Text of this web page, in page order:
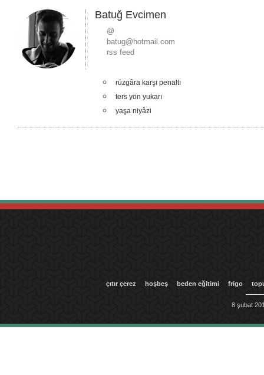
Batuğ Evcimen
@
batug@hotmail.com
rss feed
rüzgâra karşı penaltı
ters yön yukarı
yaşa niyâzi
çıtır çerez hoşbeş beden eğitimi frigo
8 şubat